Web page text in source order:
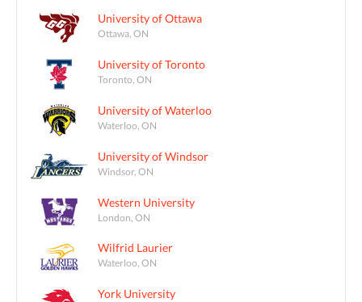
University of Ottawa
Ottawa, ON
University of Toronto
Toronto, ON
University of Waterloo
Waterloo, ON
University of Windsor
Windsor, ON
Western University
London, ON
Wilfrid Laurier
Waterloo, ON
York University